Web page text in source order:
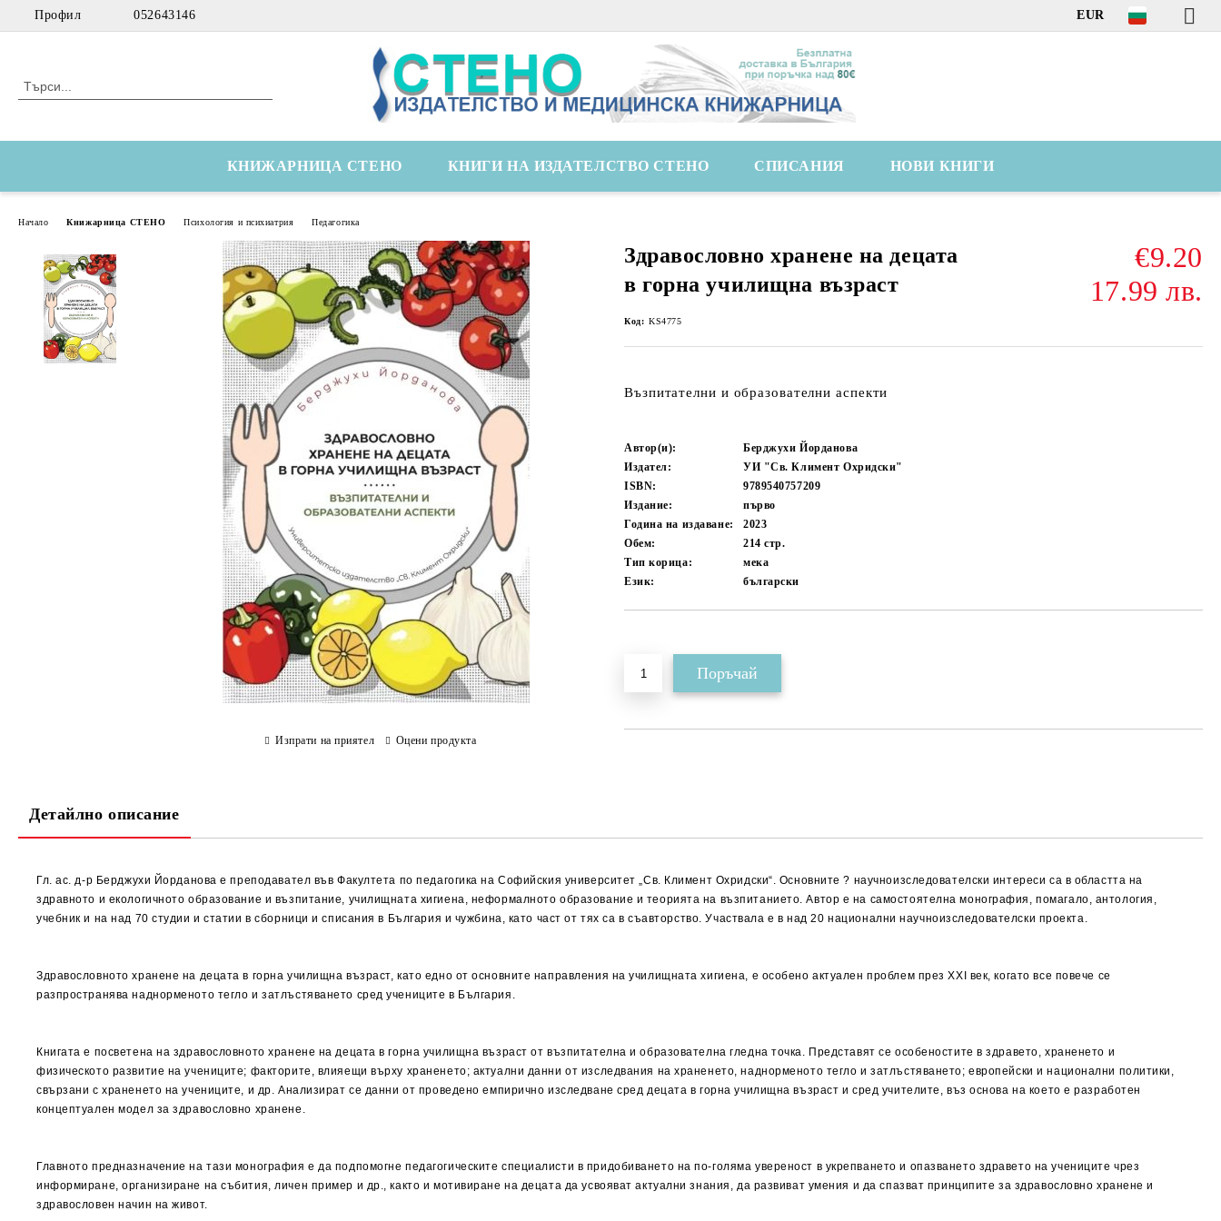
Профил 052643146 EUR
КНИЖАРНИЦА СТЕНО КНИГИ НА ИЗДАТЕЛСТВО СТЕНО СПИСАНИЯ НОВИ КНИГИ
Начало Книжарница СТЕНО Психология и психиатрия Педагогика
Здравословно хранене на децата
в горна училищна възраст
€9.20
17.99 лв.
Код: KS4775
Възпитателни и образователни аспекти
Автор(и):
Берджухи Йорданова
Издател:
УИ "Св. Климент Охридски"
ISBN:
9789540757209
Издание:
първо
Година на издаване:
2023
Обем:
214стр.
Тип корица:
мека
Език:
български
Изпрати на приятел Оцени продукта
Детайлно описание
Гл. ас. д-р Берджухи Йорданова е преподавател във Факултета по педагогика на Софийския университет „Св. Климент Охридски“. Основните ? научноизследователски интереси са в областта на
здравното и екологичното образование и възпитание, училищната хигиена, неформалното образование и теорията на възпитанието. Автор е на самостоятелна монография, помагало, антология,
учебник и на над 70 студии и статии в сборници и списания в България и чужбина, като част от тях са в съавторство. Участвала е в над 20 национални научноизследователски проекта.
Здравословното хранене на децата в горна училищна възраст, като едно от основните направления на училищната хигиена, е особено актуален проблем през XXI век, когато все повече се
разпространява наднорменото тегло и затлъстяването сред учениците в България.
Книгата е посветена на здравословното хранене на децата в горна училищна възраст от възпитателна и образователна гледна точка. Представят се особеностите в здравето, храненето и
физическото развитие на учениците; факторите, влияещи върху храненето; актуални данни от изследвания на храненето, наднорменото тегло и затлъстяването; европейски и национални политики,
свързани с храненето на учениците, и др. Анализират се данни от проведено емпирично изследване сред децата в горна училищна възраст и сред учителите, въз основа на което е разработен
концептуален модел за здравословно хранене.
Главното предназначение на тази монография е да подпомогне педагогическите специалисти в придобиването на по-голяма увереност в укрепването и опазването здравето на учениците чрез
информиране, организиране на събития, личен пример и др., както и мотивиране на децата да усвояват актуални знания, да развиват умения и да спазват принципите за здравословно хранене и
здравословен начин на живот.